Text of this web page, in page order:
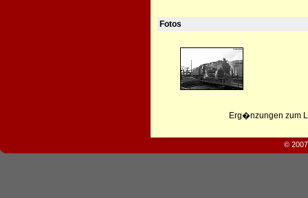
Fotos
Erg�nzungen zum
©